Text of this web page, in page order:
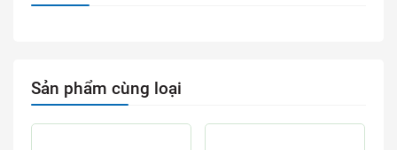
Sản phẩm cùng loại